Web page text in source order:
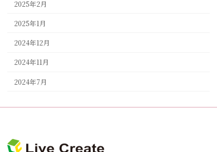
2025年2月
2025年1月
2024年12月
2024年11月
2024年7月